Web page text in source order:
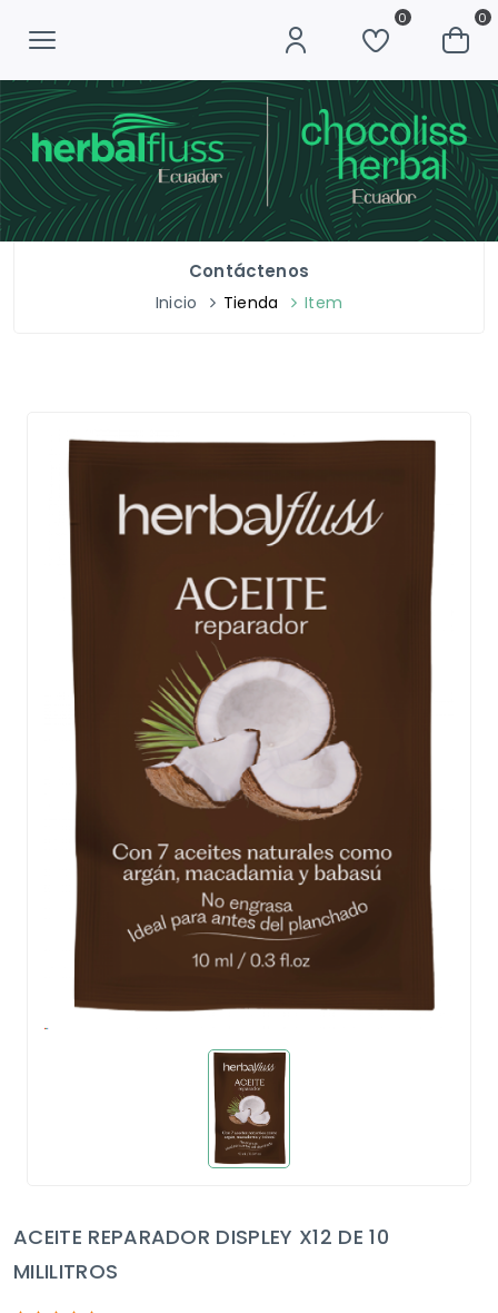
0 0
Contáctenos
Inicio Tienda Item
ACEITE REPARADOR DISPLEY X12 DE 10
MILILITROS